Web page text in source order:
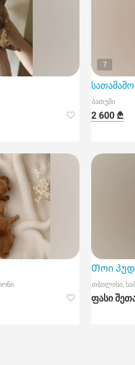
ბათუმსა და თბილისში.
7
ბათუმი
2 600 ₾
Თოი
თბილისი,
ფასი